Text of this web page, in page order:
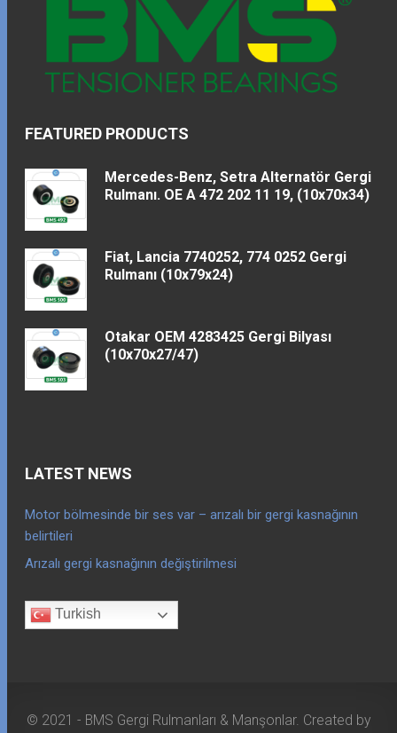
FEATURED PRODUCTS
Mercedes-Benz, Setra Alternatör Gergi
Rulmanı. OE A 472 202 11 19, (10x70x34)
Fiat, Lancia 7740252, 774 0252 Gergi
Rulmanı (10x79x24)
Otakar OEM 4283425 Gergi Bilyası
(10x70x27/47)
LATEST NEWS
Motor bölmesinde bir ses var – arızalı bir gergi kasnağının
belirtileri
Arızalı gergi kasnağının değiştirilmesi
Turkish
© 2021 - BMS Gergi Rulmanları & Manşonlar. Created by